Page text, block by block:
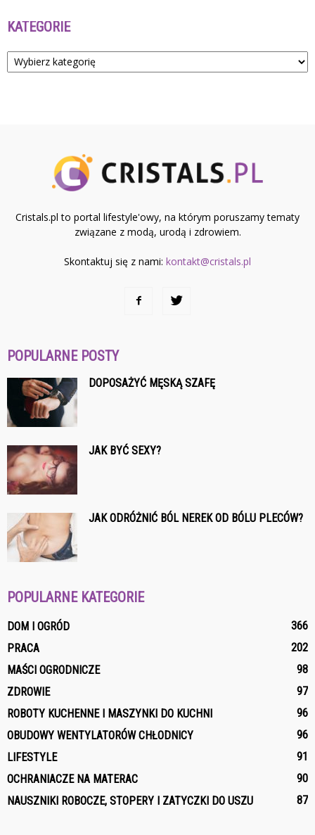
KATEGORIE
Kategorie
Cristals.pl to portal lifestyle'owy, na którym poruszamy tematy
związane z modą, urodą i zdrowiem.
Skontaktuj się z nami: kontakt@cristals.pl
POPULARNE POSTY
DOPOSAŻYĆ MĘSKĄ SZAFĘ
JAK BYĆ SEXY?
JAK ODRÓŻNIĆ BÓL NEREK OD BÓLU PLECÓW?
POPULARNE KATEGORIE
DOM I OGRÓD
366
PRACA
202
MAŚCI OGRODNICZE
98
ZDROWIE
97
ROBOTY KUCHENNE I MASZYNKI DO KUCHNI
96
OBUDOWY WENTYLATORÓW CHŁODNICY
96
LIFESTYLE
91
OCHRANIACZE NA MATERAC
90
NAUSZNIKI ROBOCZE, STOPERY I ZATYCZKI DO USZU
87